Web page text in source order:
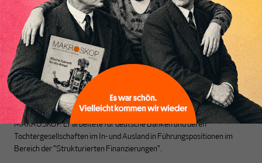
Heiner Flassbeckist Mitbegründer von MAKROSKOP. Er war
Honorarprofessor an der Universität Hamburg, Chef-Volkswirt der
UNCTAD und Staatssekretär im BMF. Seine Hauptarbeitsgebiete sind
die Globalisierung, die Theorie der wirtschaftlichen Entwicklung sowie
Geld- und Währungstheorie.
Paul Steinhardtist Gründer und ehemaliger Herausgeber von
MAKROSKOP. Er arbeitete für deutsche Banken und deren
Tochtergesellschaften im In- und Ausland in Führungspositionen im
Bereich der "Strukturierten Finanzierungen".